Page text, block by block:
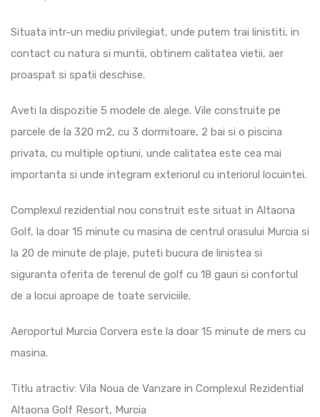
Situata intr-un mediu privilegiat, unde putem trai linistiti, in
contact cu natura si muntii, obtinem calitatea vietii, aer
proaspat si spatii deschise.
Aveti la dispozitie 5 modele de alege. Vile construite pe
parcele de la 320 m2, cu 3 dormitoare, 2 bai si o piscina
privata, cu multiple optiuni, unde calitatea este cea mai
importanta si unde integram exteriorul cu interiorul locuintei.
Complexul rezidential nou construit este situat in Altaona
Golf, la doar 15 minute cu masina de centrul orasului Murcia si
la 20 de minute de plaje, puteti bucura de linistea si
siguranta oferita de terenul de golf cu 18 gauri si confortul
de a locui aproape de toate serviciile.
Aeroportul Murcia Corvera este la doar 15 minute de mers cu
masina.
Titlu atractiv: Vila Noua de Vanzare in Complexul Rezidential
Altaona Golf Resort, Murcia